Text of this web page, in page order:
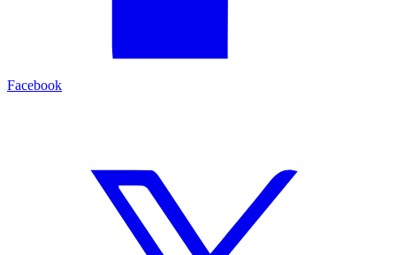
Facebook